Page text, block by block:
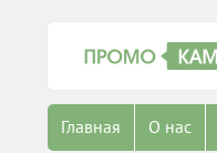
Главная О нас